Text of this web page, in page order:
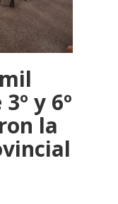
y 6º
la